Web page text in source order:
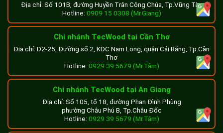
Địa chỉ: Số 101B, đường Huyền Trân Công Chúa, Tp.Vũng Tàu
Hotline: 0909 15 0308 (Mr.Giang)
Chi nhánh TecWood tại Cần Thơ
Địa chỉ: D2-25, Đường số 2, KDC Nam Long, quận Cái Răng, Tp.Cần
Thơ
Hotline: 0929 39 5679 (Mr.Tâm)
Chi nhánh TecWood tại An Giang
Địa chỉ: Số 105, tổ 18, đường Phan Đình Phùng
phường Châu Phú B, Tp.Châu Đốc
Hotline: 0929 39 5679 (Mr.Tâm)